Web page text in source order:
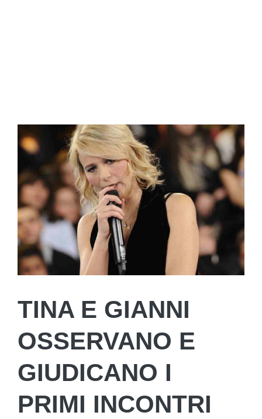
TINA E GIANNI
OSSERVANO E
GIUDICANO I
PRIMI INCONTRI